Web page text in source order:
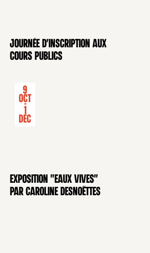
CONFÉRENCE
Journée d'inscription aux
cours publics
EXPOSITION
9
Oct
-
1
Déc
Exposition "Eaux Vives"
par Caroline Desnoëttes